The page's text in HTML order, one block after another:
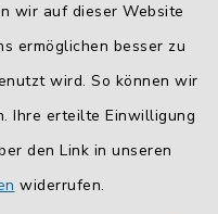
wir auf dieser Website
ermöglichen besser zu
wird. So können wir
Ihre erteilte Einwilligung
den Link in unseren
widerrufen.
Mitarbeiterinnen
.
verwenden.